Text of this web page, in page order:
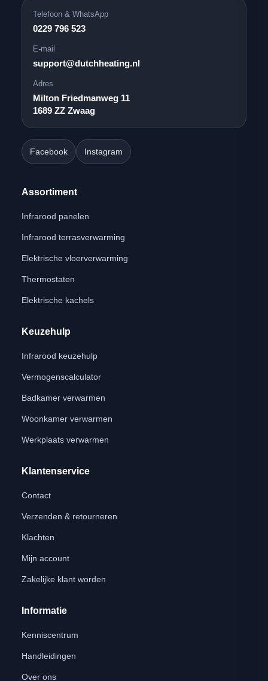
Telefoon & WhatsApp
0229 796 523
E-mail
support@dutchheating.nl
Adres
Milton Friedmanweg 11
1689 ZZ Zwaag
Facebook Instagram
Assortiment
Infrarood panelen
Infrarood terrasverwarming
Elektrische vloerverwarming
Thermostaten
Elektrische kachels
Keuzehulp
Infrarood keuzehulp
Vermogenscalculator
Badkamer verwarmen
Woonkamer verwarmen
Werkplaats verwarmen
Klantenservice
Contact
Verzenden & retourneren
Klachten
Mijn account
Zakelijke klant worden
Informatie
Kenniscentrum
Handleidingen
Over ons